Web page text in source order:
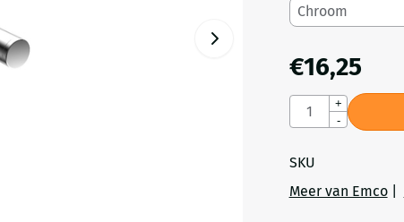
€16,25
Aantal
+
-
SKU
Meer van Emco|